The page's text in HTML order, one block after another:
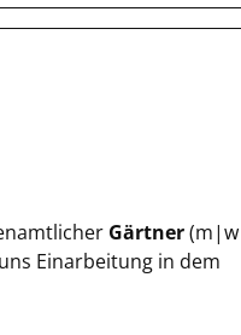
Gärtner
Einarbeitung in dem